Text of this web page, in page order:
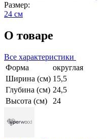
Размер:
24 см
О товаре
Все характеристики
Форма
округлая
Ширина (см) 15,5
Глубина (см) 24,5
Высота (см)
24